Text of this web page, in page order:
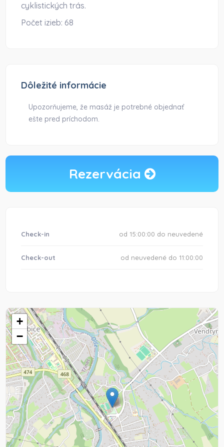
cyklistických trás.
Počet izieb:68
Dôležité informácie
Upozorňujeme, že masáž je potrebné objednať
ešte pred príchodom.
Rezervácia
Check-in od 15:00:00 do neuvedené
Check-out od neuvedené do 11:00:00
+
−